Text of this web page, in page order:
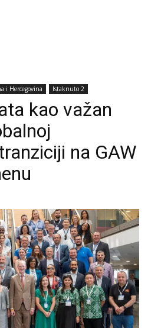
i Hercegovina Istaknuto 2
kao važan
na GAW